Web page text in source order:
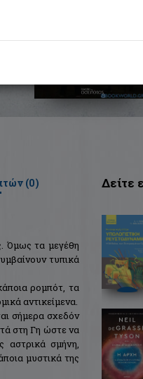
(0)
Όμως τα μεγέθη
τυπικά
ρομπότ, τα
αντικείμενα.
σήμερα σχεδόν
στη Γη ώστε να
αστρικά σμήνη,
μυστικά της
Δείτε